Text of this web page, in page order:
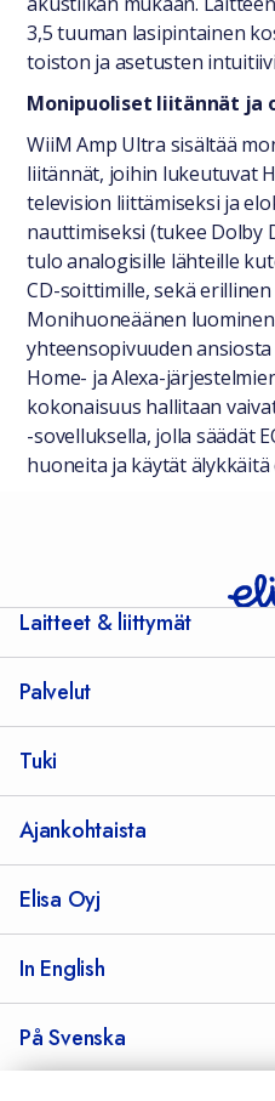
3,5 tuuman lasipintainen
toiston ja asetusten
Monipuoliset liitännät ja
WiiM Amp Ultra sisältää
liitännät, joihin lukeutuvat
television liittämiseksi ja
nauttimiseksi (tukee Dolby
tulo analogisille lähteille
CD-soittimille, sekä
Monihuoneäänen
yhteensopivuuden
Home- ja Alexa-
kokonaisuus hallitaan
-sovelluksella, jolla säädät
huoneita ja käytät älykkäitä
Laitteet & liittymät
Palvelut
Tuki
Ajankohtaista
Elisa Oyj
In English
På Svenska